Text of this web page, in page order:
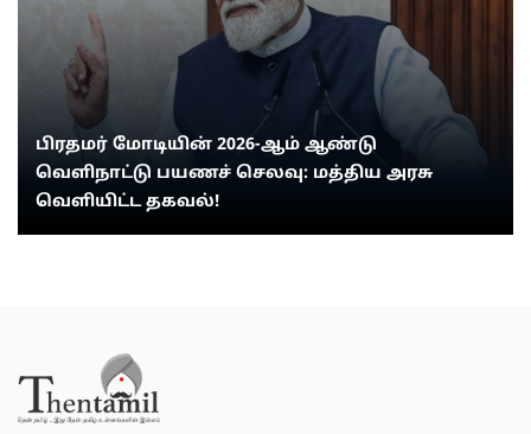
பிரதமர் மோடியின் 2026-ஆம் ஆண்டு
வெளிநாட்டு பயணச் செலவு: மத்திய அரசு
வெளியிட்ட தகவல்!